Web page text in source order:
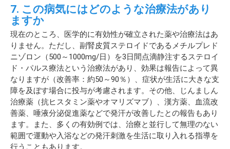
7. この病気にはどのような治療法があり
ますか
現在のところ、医学的に有効性が確立された薬や治療法はあ
りません。ただし、副腎皮質ステロイドであるメチルプレド
ニゾロン（500～1000mg/日）を3日間点滴静注するステロイ
ド・パルス療法という治療法があり、効果は報告によって異
なりますが（改善率：約50～90％）、症状が生活に大きな支
障を及ぼす場合に投与が考慮されます。その他、じんましん
治療薬（抗ヒスタミン薬やオマリズマブ）、漢方薬、血流改
善薬、唾液分泌促進薬などで発汗が改善したとの報告もあり
ます。また、多くの有効例では、治療と並行して無理のない
範囲で運動や入浴などの発汗刺激を生活に取り入れる指導を